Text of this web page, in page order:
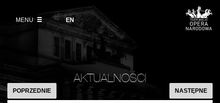
angielski
EN
MENUWystawy 2026/27
Informacje dla widzów
Zwroty biletów
Aktualności
Polski Balet Narodowy
Miejsce
DZIAŁALNOŚĆ
Galeria Opera
AKTUALNOŚCI
VOD
POPRZEDNIE NASTĘPNE